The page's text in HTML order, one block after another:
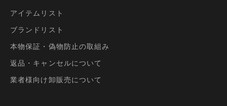
アイテムリスト
ブランドリスト
本物保証・偽物防止の取組み
返品・キャンセルについて
業者様向け卸販売について